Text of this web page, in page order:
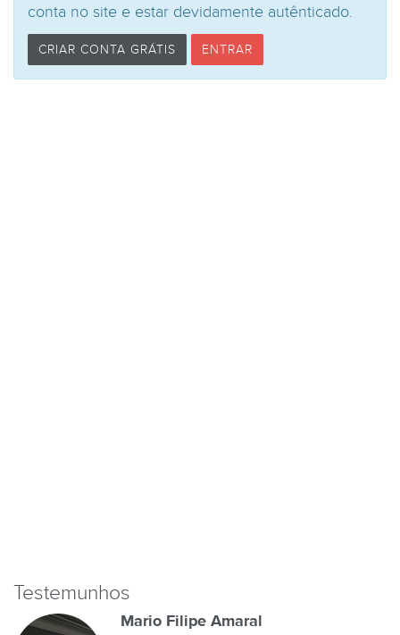
conta no site e estar devidamente autênticado.
CRIAR CONTA GRÁTIS ENTRAR
Testemunhos
Mario Filipe Amaral